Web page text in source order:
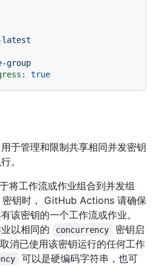
latest
group
true
于管理和限制共享相同并发密钥
。
将工作流或作业组合到并发组
密钥时， GitHub Actions 请确保
该密钥的一个工作流或作业。
以相同的
concurrency
密钥启
消已使用该密钥运行的任何工作
可以是硬编码字符串，也可